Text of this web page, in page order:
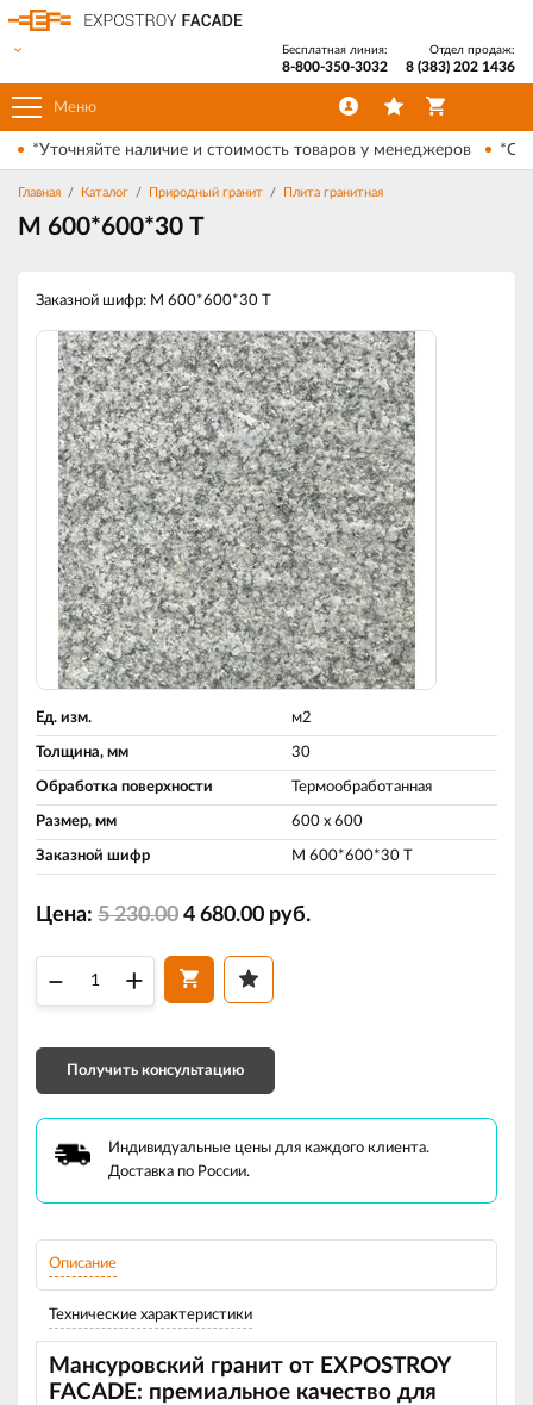
Меню
Бесплатная линия:
8-800-350-3032
Отдел продаж:
8 (383) 202 1436
*Уточняйте наличие и стоимость товаров у менеджеров
Главная Каталог Природный гранит Плита гранитная
М 600*600*30 Т
Заказной шифр: М 600*600*30 Т
Ед. изм. м2
Толщина, мм 30
Обработка поверхности Термообработанная
Размер, мм 600 х 600
Заказной шифр М 600*600*30 Т
Цена: 5 230.00 4 680.00 руб.
– +
Получить консультацию
Индивидуальные цены для каждого клиента.
Доставка по России.
Описание
Технические характеристики
Мансуровский гранит от EXPOSTROY
FACADE: премиальное качество для